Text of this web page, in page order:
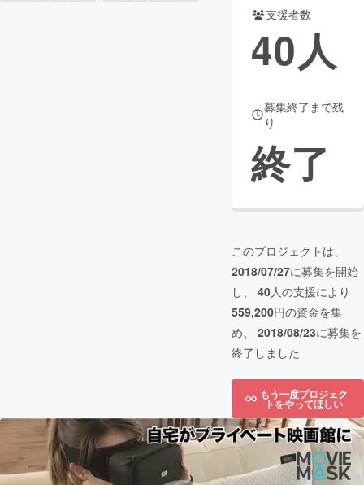
支援者数
40人
募集終了まで残
り
終了
このプロジェクトは、
2018/07/27に募集を開始
し、 40人の支援により
559,200円の資金を集
め、 2018/08/23に募集を
終了しました
もう一度プロジェク
トをやってほしい